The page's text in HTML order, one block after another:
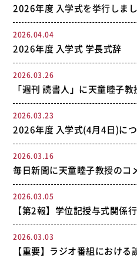
2026年度 入学式を挙行しま
2026.04.04
2026年度 入学式 学長式辞
2026.03.26
「週刊 読書人」に天童睦子
2026.03.23
2026年度 入学式(4月4日)に
2026.03.16
毎日新聞に天童睦子教授のコ
2026.03.05
【第2報】学位記授与式関係
2026.03.03
【重要】ラジオ番組における